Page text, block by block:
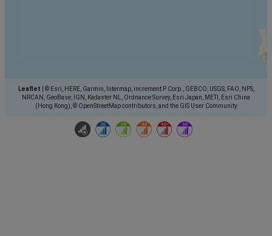
Leaflet
© Esri, HERE, Garmin, Intermap, increment P Corp., GEBCO, USGS, FAO, NPS,
NRCAN, GeoBase, IGN, Kadaster NL, Ordnance Survey, Esri Japan, METI, Esri China
(Hong Kong), © OpenStreetMap contributors, and the GIS User Community